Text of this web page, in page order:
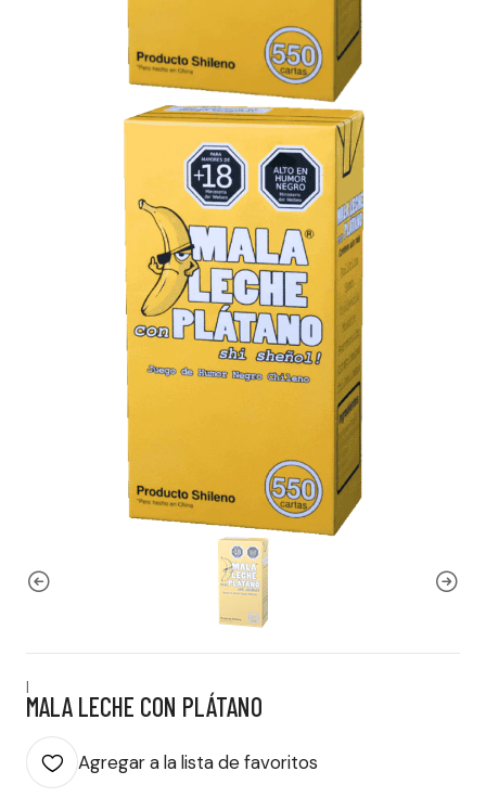
|
MALA LECHE CON PLÁTANO
Agregar a la lista de favoritos